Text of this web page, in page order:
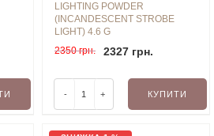
LIGHTING POWDER
(INCANDESCENT STROBE
LIGHT) 4.6 G
2350 грн.
2327 грн.
- + КУПИТИ